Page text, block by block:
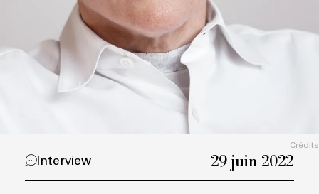
Crédits
Interview 29 juin 2022